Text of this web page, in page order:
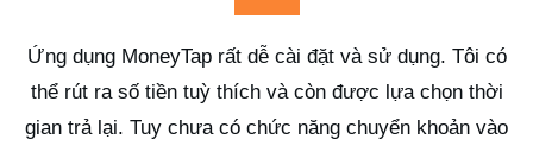
Ứng dụng MoneyTap rất dễ cài đặt và sử dụng. Tôi có
thể rút ra số tiền tuỳ thích và còn được lựa chọn thời
gian trả lại. Tuy chưa có chức năng chuyển khoản vào